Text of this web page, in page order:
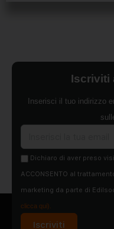
Iscriviti
Inserisci il tuo indirizzo
Dichiaro di aver preso
ACCONSENTO al
marketing da parte di
clicca qui).
Iscriviti